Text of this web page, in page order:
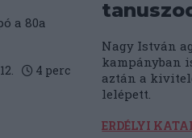
a 80a
4 perc
Nagy István
kampányban
aztán a
lelépett.
ERDÉLYI